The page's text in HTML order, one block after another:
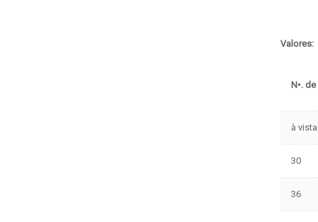
Valores:
N•.
à
30
36